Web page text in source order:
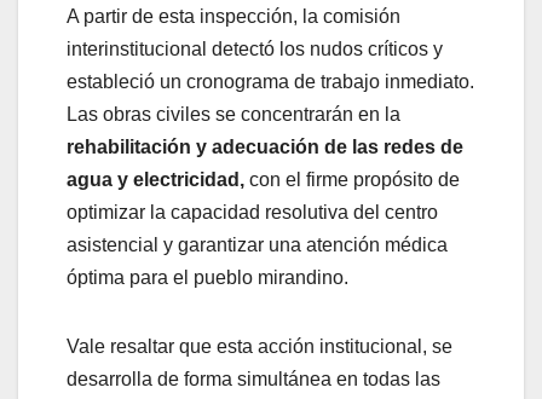
​A partir de esta inspección, la comisión
interinstitucional detectó los nudos críticos y
estableció un cronograma de trabajo inmediato.
Las obras civiles se concentrarán en la
rehabilitación y adecuación de las redes de
agua y electricidad, con el firme propósito de
optimizar la capacidad resolutiva del centro
asistencial y garantizar una atención médica
óptima para el pueblo mirandino.
Vale resaltar que esta acción institucional, se
desarrolla de forma simultánea en todas las